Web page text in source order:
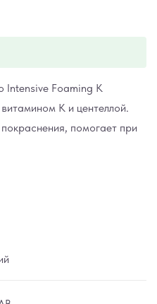
Intensive Foaming K
K и центеллой.
помогает при